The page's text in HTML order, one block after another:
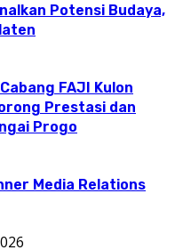
Potensi Budaya,
FAJI Kulon
Prestasi dan
Progo
Media Relations